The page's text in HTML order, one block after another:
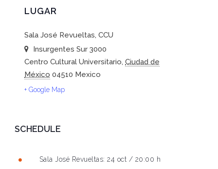
LUGAR
Sala José Revueltas, CCU
Insurgentes Sur 3000
Centro Cultural Universitario, Ciudad de
México 04510 Mexico
+ Google Map
SCHEDULE
Sala José Revueltas: 24 oct / 20:00 h